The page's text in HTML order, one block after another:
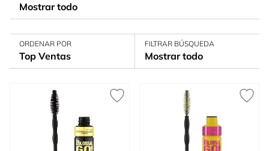
Mostrar todo
ORDENAR POR
Top Ventas
FILTRAR BÚSQUEDA
Mostrar todo